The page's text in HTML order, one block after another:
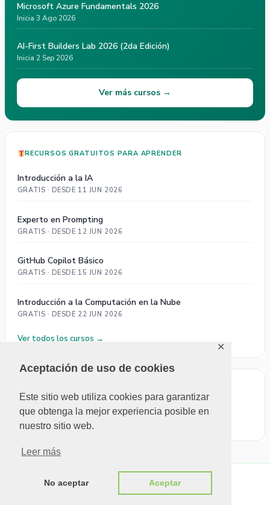
Aceptación de uso de cookies
Este sitio web utiliza cookies para garantizar
que obtenga la mejor experiencia posible en
nuestro sitio web.
Leer más
No aceptar Aceptar
✕
Microsoft Azure Fundamentals 2026
Inicia 3 Ago 2026
AI-First Builders Lab 2026 (2da Edición)
Inicia 2 Sep 2026
Ver más cursos →
RECURSOS GRATUITOS PARA APRENDER
Introducción a la IA
GRATIS · DESDE 11 JUN 2026
Experto en Prompting
GRATIS · DESDE 12 JUN 2026
GitHub Copilot Básico
GRATIS · DESDE 15 JUN 2026
Introducción a la Computación en la Nube
GRATIS · DESDE 22 JUN 2026
Ver todos los cursos →
No se pudieron cargar comentarios.
Copyright © 2026 MUG